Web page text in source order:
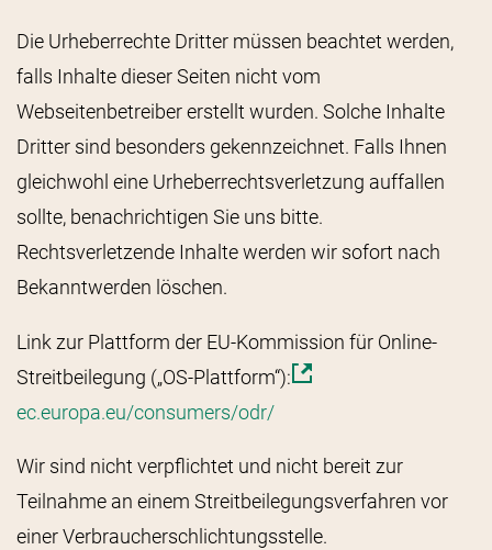
Die Urheberrechte Dritter müssen beachtet werden,
falls Inhalte dieser Seiten nicht vom
Webseitenbetreiber erstellt wurden. Solche Inhalte
Dritter sind besonders gekennzeichnet. Falls Ihnen
gleichwohl eine Urheberrechtsverletzung auffallen
sollte, benachrichtigen Sie uns bitte.
Rechtsverletzende Inhalte werden wir sofort nach
Bekanntwerden löschen.
Link zur Plattform der EU-Kommission für Online-
Streitbeilegung („OS-Plattform“):
ec.europa.eu/consumers/odr/
Wir sind nicht verpflichtet und nicht bereit zur
Teilnahme an einem Streitbeilegungsverfahren vor
einer Verbraucherschlichtungsstelle.